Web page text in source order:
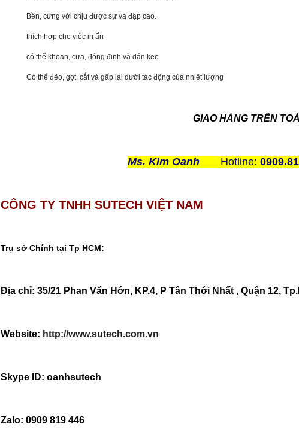
Bền, cứng với chịu được sự va đập cao.
thích hợp cho việc in ấn
có thể khoan, cưa, đóng đinh và dán keo
Có thể đẽo, gọt, cắt và gấp lại dưới tác động của nhiệt lượng
GIAO HÀNG TRÊN
Ms. Kim Oanh Hotline:
CÔNG TY TNHH SUTECH VIỆT NAM
Trụ sở Chính tại Tp HCM:
Địa chỉ: 35/21 Phan Văn Hớn, KP.4, P Tân Thới Nhất , Quận 12,
Website: http://www.sutech.com.vn
Skype ID: oanhsutech
Zalo: 0909 819 446